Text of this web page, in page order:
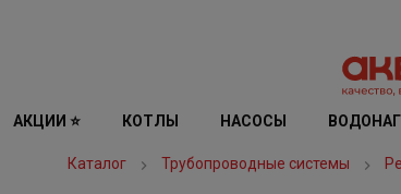
АКЦИИ ⭐ КОТЛЫ НАСОСЫ
Каталог Трубопроводные системы